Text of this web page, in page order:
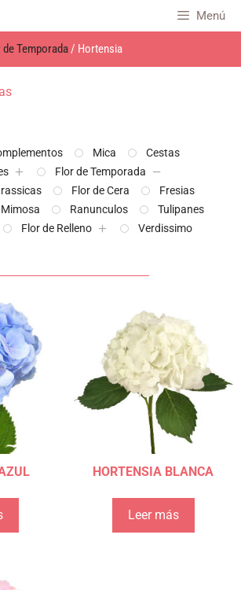
Menú
de Temporada/ Hortensia
Mica
Cestas
Flor de Temporada
Flor de Cera
Fresias
Mimosa Ranunculos
Tulipanes
Flor de Relleno Verdissimo
HORTENSIA BLANCA
Leer más